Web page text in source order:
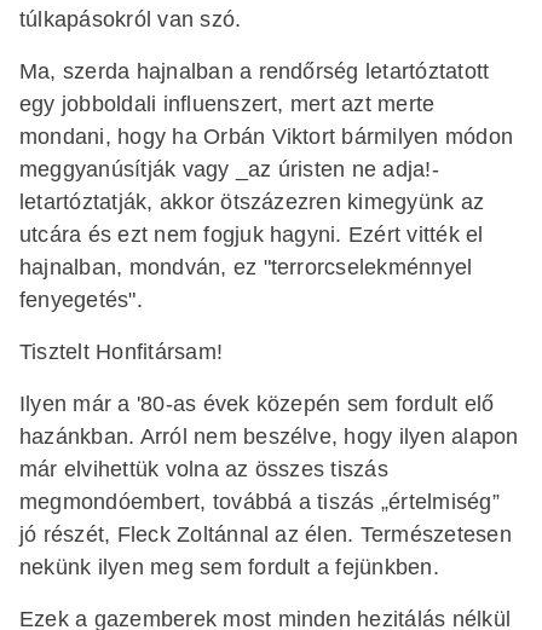
túlkapásokról van szó.
Ma, szerda hajnalban a rendőrség letartóztatott
egy jobboldali influenszert, mert azt merte
mondani, hogy ha Orbán Viktort bármilyen módon
meggyanúsítják vagy _az úristen ne adja!-
letartóztatják, akkor ötszázezren kimegyünk az
utcára és ezt nem fogjuk hagyni. Ezért vitték el
hajnalban, mondván, ez "terrorcselekménnyel
fenyegetés".
Tisztelt Honfitársam!
Ilyen már a '80-as évek közepén sem fordult elő
hazánkban. Arról nem beszélve, hogy ilyen alapon
már elvihettük volna az összes tiszás
megmondóembert, továbbá a tiszás „értelmiség”
jó részét, Fleck Zoltánnal az élen. Természetesen
nekünk ilyen meg sem fordult a fejünkben.
Ezek a gazemberek most minden hezitálás nélkül